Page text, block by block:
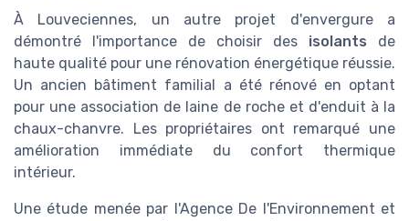
À Louveciennes, un autre projet d'envergure a
démontré l'importance de choisir des isolants de
haute qualité pour une rénovation énergétique réussie.
Un ancien bâtiment familial a été rénové en optant
pour une association de laine de roche et d'enduit à la
chaux-chanvre. Les propriétaires ont remarqué une
amélioration immédiate du confort thermique
intérieur.
Une étude menée par l'Agence De l'Environnement et